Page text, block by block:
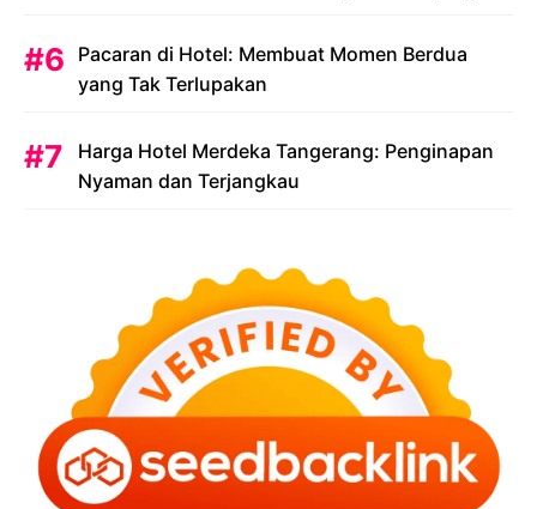
Pacaran di Hotel: Membuat Momen Berdua
yang Tak Terlupakan
Harga Hotel Merdeka Tangerang: Penginapan
Nyaman dan Terjangkau